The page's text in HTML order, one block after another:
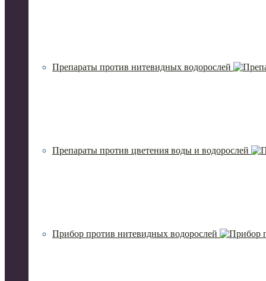
Препараты против нитевидных водорослей
Препараты против цветения воды и водорослей
Прибор против нитевидных водорослей